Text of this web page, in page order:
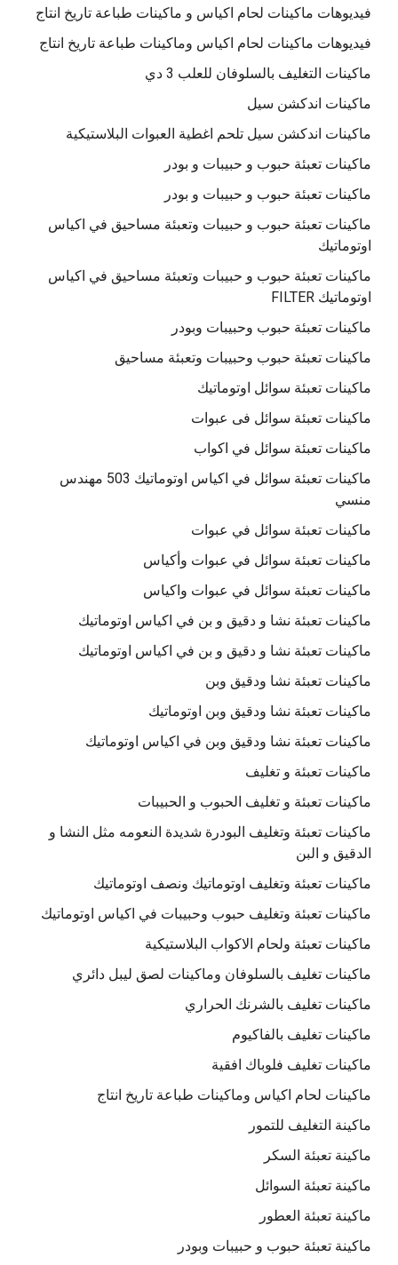
فيديوهات ماكينات لحام اكياس و ماكينات طباعة تاريخ انتاج
فيديوهات ماكينات لحام اكياس وماكينات طباعة تاريخ انتاج
ماكينات التغليف بالسلوفان للعلب 3 دي
ماكينات اندكشن سيل
ماكينات اندكشن سيل تلحم اغطية العبوات البلاستيكية
ماكينات تعبئة حبوب و حبيبات و بودر
ماكينات تعبئة حبوب و حبيبات و بودر
ماكينات تعبئة حبوب و حبيبات وتعبئة مساحيق في اكياس
اوتوماتيك
ماكينات تعبئة حبوب و حبيبات وتعبئة مساحيق في اكياس
اوتوماتيك FILTER
ماكينات تعبئة حبوب وحبيبات وبودر
ماكينات تعبئة حبوب وحبيبات وتعبئة مساحيق
ماكينات تعبئة سوائل اوتوماتيك
ماكينات تعبئة سوائل فى عبوات
ماكينات تعبئة سوائل في اكواب
ماكينات تعبئة سوائل في اكياس اوتوماتيك 503 مهندس
منسي
ماكينات تعبئة سوائل في عبوات
ماكينات تعبئة سوائل في عبوات وأكياس
ماكينات تعبئة سوائل في عبوات واكياس
ماكينات تعبئة نشا و دقيق و بن في اكياس اوتوماتيك
ماكينات تعبئة نشا و دقيق و بن في اكياس اوتوماتيك
ماكينات تعبئة نشا ودقيق وبن
ماكينات تعبئة نشا ودقيق وبن اوتوماتيك
ماكينات تعبئة نشا ودقيق وبن في اكياس اوتوماتيك
ماكينات تعبئة و تغليف
ماكينات تعبئة و تغليف الحبوب و الحبيبات
ماكينات تعبئة وتغليف البودرة شديدة النعومه مثل النشا و
الدقيق و البن
ماكينات تعبئة وتغليف اوتوماتيك ونصف اوتوماتيك
ماكينات تعبئة وتغليف حبوب وحبيبات في اكياس اوتوماتيك
ماكينات تعبئة ولحام الاكواب البلاستيكية
ماكينات تغليف بالسلوفان وماكينات لصق ليبل دائري
ماكينات تغليف بالشرنك الحراري
ماكينات تغليف بالفاكيوم
ماكينات تغليف فلوباك افقية
ماكينات لحام اكياس وماكينات طباعة تاريخ انتاج
ماكينة التغليف للتمور
ماكينة تعبئة السكر
ماكينة تعبئة السوائل
ماكينة تعبئة العطور
ماكينة تعبئة حبوب و حبيبات وبودر